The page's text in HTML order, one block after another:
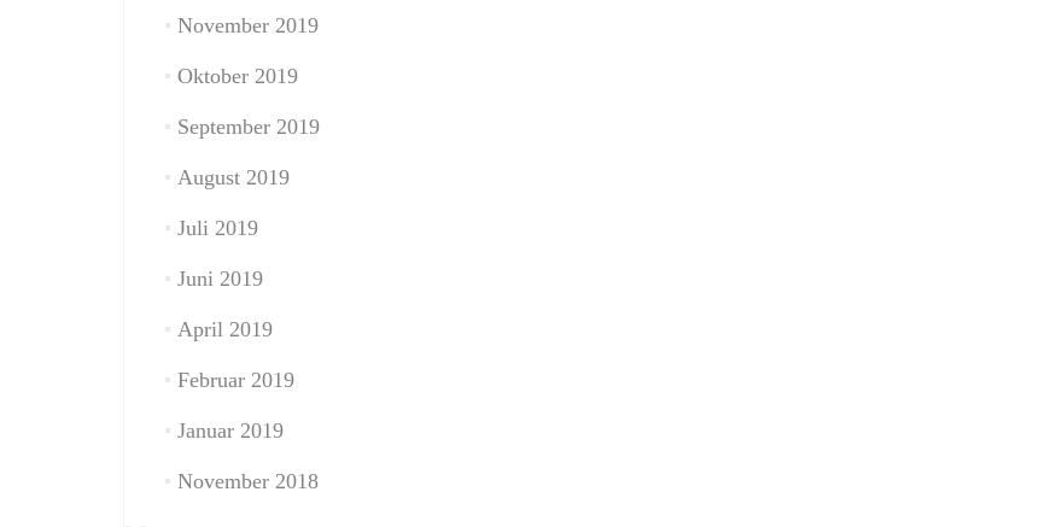
November 2019
Oktober 2019
September 2019
August 2019
Juli 2019
Juni 2019
April 2019
Februar 2019
Januar 2019
November 2018